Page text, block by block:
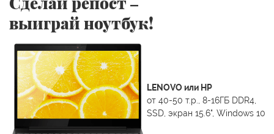
выиграй ноутбук!
LENOVO или HP
от 40-50 т.р., 8-16ГБ DDR4,
SSD, экран 15.6", Windows 10